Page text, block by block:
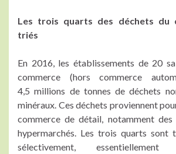
Les trois quarts des déchets du
triés
En 2016, les établissements de 20
commerce (hors commerce
4,5 millions de tonnes de déchets
minéraux. Ces déchets proviennent
commerce de détail, notamment des
hypermarchés. Les trois quarts sont
sélectivement,